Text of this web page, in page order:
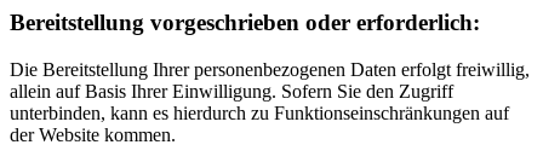
Bereitstellung vorgeschrieben oder erforderlich:
Die Bereitstellung Ihrer personenbezogenen Daten erfolgt freiwillig,
allein auf Basis Ihrer Einwilligung. Sofern Sie den Zugriff
unterbinden, kann es hierdurch zu Funktionseinschränkungen auf
der Website kommen.